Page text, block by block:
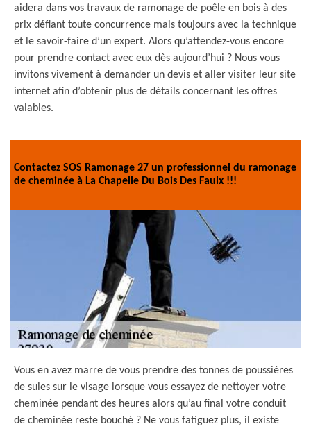
aidera dans vos travaux de ramonage de poêle en bois à des
prix défiant toute concurrence mais toujours avec la technique
et le savoir-faire d’un expert. Alors qu’attendez-vous encore
pour prendre contact avec eux dès aujourd’hui ? Nous vous
invitons vivement à demander un devis et aller visiter leur site
internet afin d’obtenir plus de détails concernant les offres
valables.
Contactez SOS Ramonage 27 un professionnel du ramonage
de cheminée à La Chapelle Du Bois Des Faulx !!!
Vous en avez marre de vous prendre des tonnes de poussières
de suies sur le visage lorsque vous essayez de nettoyer votre
cheminée pendant des heures alors qu’au final votre conduit
de cheminée reste bouché ? Ne vous fatiguez plus, il existe